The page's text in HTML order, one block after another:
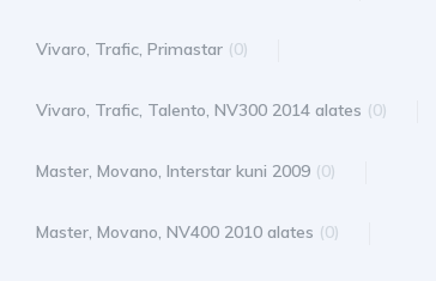
Vivaro, Trafic, Primastar (0)
Vivaro, Trafic, Talento, NV300 2014 alates (0)
Master, Movano, Interstar kuni 2009 (0)
Master, Movano, NV400 2010 alates (0)